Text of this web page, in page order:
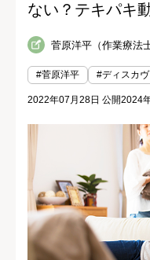
ない？テキパキ
菅原洋平（作業療法
#菅原洋平 #ディスカ
2022年07月28日 公開2024